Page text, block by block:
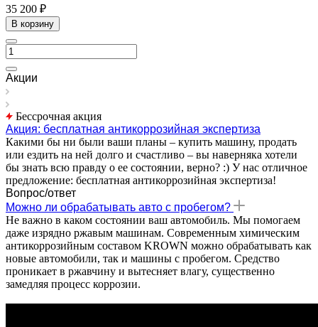
35 200 ₽
В корзину
Акции
Бессрочная акция
Акция: бесплатная антикоррозийная экспертиза
Какими бы ни были ваши планы – купить машину, продать
или ездить на ней долго и счастливо – вы наверняка хотели
бы знать всю правду о ее состоянии, верно? :) У нас отличное
предложение: бесплатная антикоррозийная экспертиза!
Вопрос/ответ
Можно ли обрабатывать авто с пробегом?
Не важно в каком состоянии ваш автомобиль. Мы помогаем
даже изрядно ржавым машинам. Современным химическим
антикоррозийным составом KROWN можно обрабатывать как
новые автомобили, так и машины с пробегом. Средство
проникает в ржавчину и вытесняет влагу, существенно
замедляя процесс коррозии.